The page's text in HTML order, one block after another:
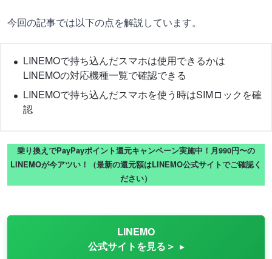
今回の記事では以下の点を解説しています。
LINEMOで持ち込んだスマホは使用できるかは
LINEMOの対応機種一覧で確認できる
LINEMOで持ち込んだスマホを使う時はSIMロックを確
認
乗り換えでPayPayポイント還元キャンペーン実施中！月990円〜の
LINEMOが今アツい！（最新の還元額はLINEMO公式サイトでご確認く
ださい）
LINEMO
公式サイトを見る＞